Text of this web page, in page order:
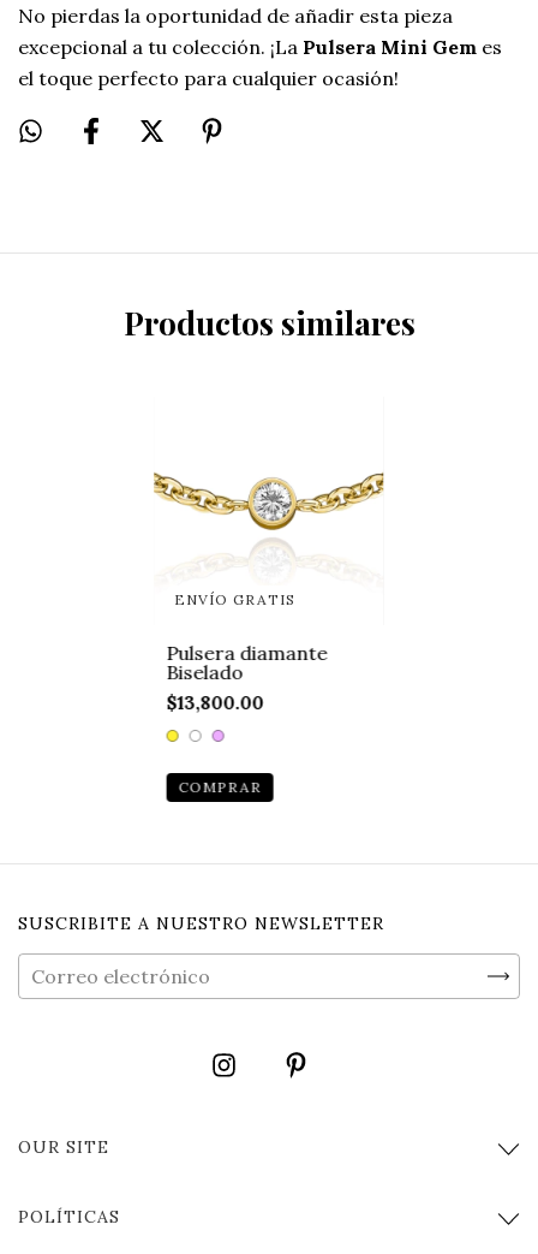
No pierdas la oportunidad de añadir esta pieza
excepcional a tu colección. ¡La Pulsera Mini Gem es
el toque perfecto para cualquier ocasión!
Productos similares
ENVÍO GRATIS
Pulsera diamante
Biselado
$13,800.00
COMPRAR
SUSCRIBITE A NUESTRO NEWSLETTER
OUR SITE
POLÍTICAS